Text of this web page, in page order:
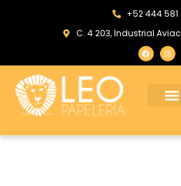
+52 444 581
C. 4 203, Industrial